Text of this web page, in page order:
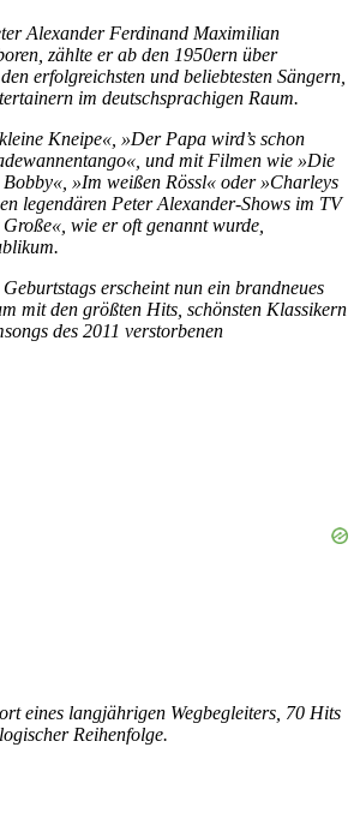
Alexander Ferdinand Maximilian
zählte er ab den 1950ern über
erfolgreichsten und beliebtesten Sängern,
im deutschsprachigen Raum.
Kneipe«, »Der Papa wird’s schon
und mit Filmen wie »Die
»Im weißen Rössl« oder »Charleys
legendären Peter Alexander-Shows im TV
wie er oft genannt wurde,
erscheint nun ein brandneues
mit den größten Hits, schönsten Klassikern
des 2011 verstorbenen
eines langjährigen Wegbegleiters, 70 Hits
Reihenfolge.